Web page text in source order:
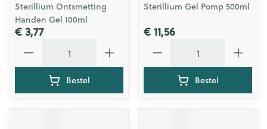
Sterillium Ontsmetting
Handen Gel 100ml
€ 3,77
Bestel
Sterillium Gel Pomp 500ml
€ 11,56
Bestel